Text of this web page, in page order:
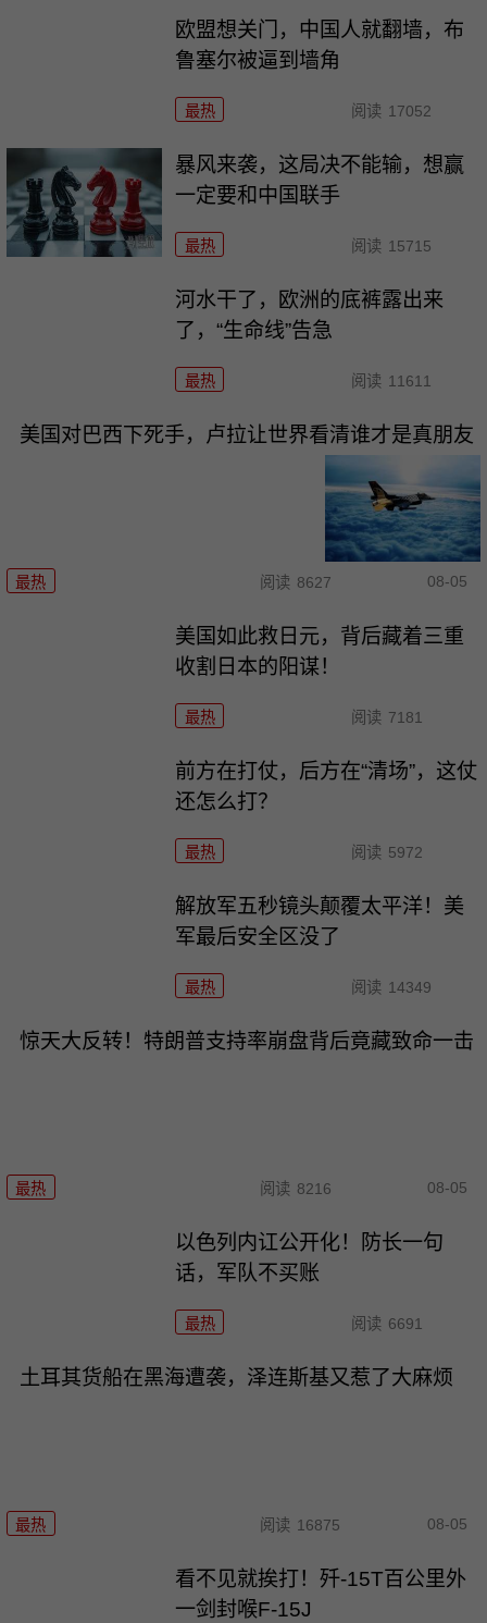
欧盟想关门，中国人就翻墙，布
鲁塞尔被逼到墙角
最热 阅读 17052
暴风来袭，这局决不能输，想赢
一定要和中国联手
最热 阅读 15715
河水干了，欧洲的底裤露出来
了，“生命线”告急
最热 阅读 11611
美国对巴西下死手，卢拉让世界看清谁才是真朋友
最热 阅读 8627 08-05
美国如此救日元，背后藏着三重
收割日本的阳谋！
最热 阅读 7181
前方在打仗，后方在“清场”，这仗
还怎么打？
最热 阅读 5972
解放军五秒镜头颠覆太平洋！美
军最后安全区没了
最热 阅读 14349
惊天大反转！特朗普支持率崩盘背后竟藏致命一击
最热 阅读 8216 08-05
以色列内讧公开化！防长一句
话，军队不买账
最热 阅读 6691
土耳其货船在黑海遭袭，泽连斯基又惹了大麻烦
最热 阅读 16875 08-05
看不见就挨打！歼-15T百公里外
一剑封喉F-15J